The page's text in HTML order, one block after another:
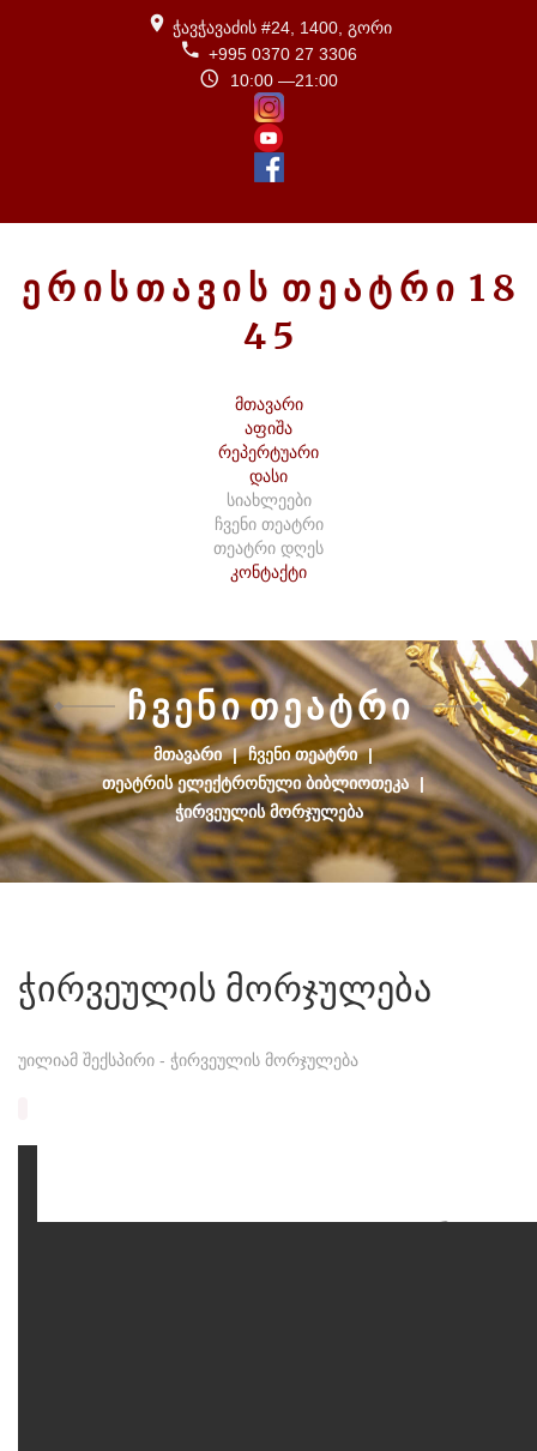
ჭავჭავაძის #24, 1400, გორი
+995 0370 27 3306
10:00 —21:00
ᲔᲠᲘᲡᲗᲐᲕᲘᲡ ᲗᲔᲐᲢᲠᲘ 1 8
45
მთავარი
აფიშა
რეპერტუარი
დასი
სიახლეები
ჩვენი თეატრი
თეატრი დღეს
კონტაქტი
ᲩᲕᲔᲜᲘ ᲗᲔᲐᲢᲠᲘ
ᲛᲗᲐᲕᲐᲠᲘ | ᲩᲕᲔᲜᲘ ᲗᲔᲐᲢᲠᲘ |
ᲗᲔᲐᲢᲠᲘᲡ ᲔᲚᲔᲥᲢᲠᲝᲜᲣᲚᲘ ᲑᲘᲑᲚᲘᲝᲗᲔᲙᲐ
|
ᲭᲘᲠᲕᲔᲣᲚᲘᲡ ᲛᲝᲠᲯᲣᲚᲔᲑᲐ
ჭირვეულის მორჯულება
უილიამ შექსპირი - ჭირვეულის მორჯულება